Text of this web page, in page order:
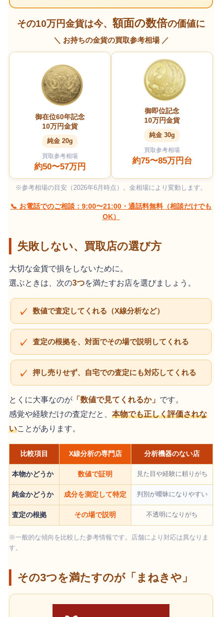
その10万円金貨は今、 額面の数倍の価値に
＼ お持ちの金貨の買取参考相場 ／
御在位60年記念
10万円金貨
純金 20g
買取参考相場
約50〜57万円
御即位記念
10万円金貨
純金 30g
買取参考相場
約75〜85万円台
※参考相場の目安（2026年6月時点）。金相場により変動します。
📞 お電話でのご相談：9:00〜21:00・通話料無料（相談だけでも
OK）
失敗しない、買取店の選び方
大切な金貨で損をしないために。
選ぶときは、次の3つを満たすお店を選びましょう。
数値で査定してくれる（X線分析など）
査定の根拠を、対面でその場で説明してくれる
押し売りせず、自宅での査定にも対応してくれる
とくに大事なのが 「数値で見てくれるか」 です。
感覚や経験だけの査定だと、 本物でも正しく評価されな
いことがあります。
比較項目 X線分析の専門店 分析機器のない店
本物かどうか 数値で証明 見た目や経験に頼りがち
純金かどうか 成分を測定して特定 判別が曖昧になりやすい
査定の根拠 その場で説明 不透明になりがち
※一般的な傾向を比較した参考情報です。店舗により対応は異なりま
す。
その3つを満たすのが「まねきや」